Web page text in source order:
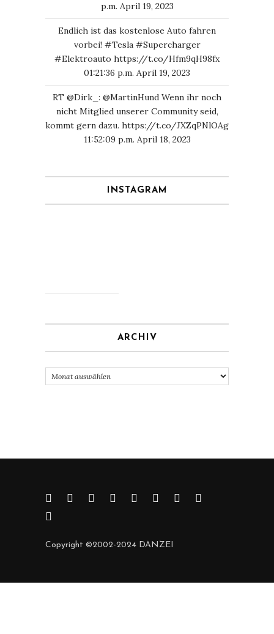
p.m. April 19, 2023
Endlich ist das kostenlose Auto fahren
vorbei! #Tesla #Supercharger
#Elektroauto https://t.co/Hfm9qH98fx
01:21:36 p.m. April 19, 2023
RT @Dirk_ : @MartinHund Wenn ihr noch
nicht Mitglied unserer Community seid,
kommt gern dazu. https://t.co/JXZqPNlOAg
11:52:09 p.m. April 18, 2023
INSTAGRAM
ARCHIV
Archiv
Copyright ©2002-2024 DANZEI